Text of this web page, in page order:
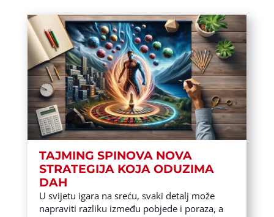
TAJMING SPINOVA NOVA
STRATEGIJA KOJA ODUZIMA
DAH
U svijetu igara na sreću, svaki detalj može
napraviti razliku između pobjede i poraza, a